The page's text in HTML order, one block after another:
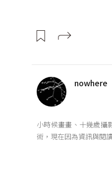
nowhere
小時候畫畫、十幾歲攝
術，現在因為資訊與閱